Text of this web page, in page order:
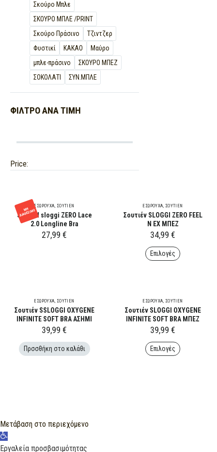
Σκούρο Μπλε
ΣΚΟΥΡΟ ΜΠΛΕ /PRINT
Σκούρο Πράσινο
Τζιντζερ
Φυστικί
ΚΑΚΑΟ
Μαύρο
μπλε-πράσινο
ΣΚΟΥΡΟ ΜΠΕΖ
ΣΟΚΟΛΑΤΙ
ΣΥΝ.ΜΠΛΕ
ΦΊΛΤΡΟ ΑΝΆΤΙΜΉ
Price:
ΜΗ
ΔΙΑΘΈΣΙΜΟ
ΕΣΏΡΟΥΧΑ ΣΟΥΤΊΕΝ
SLOGGI sloggi ZERO Lace
2.0 Longline Bra
27,99 €
ΕΣΏΡΟΥΧΑ ΣΟΥΤΊΕΝ
Σουτιέν SLOGGI ZERO FEEL
N EX ΜΠΕΖ
34,99 €
Επιλογές
The
options
may
be
chosen
on
the
product
ΕΣΏΡΟΥΧΑ ΣΟΥΤΊΕΝ
Σουτιέν SSLOGGI OXYGENE
INFINITE SOFT BRA ΑΣΗΜΙ
39,99 €
Πρσσθήκη στο καλάθι
ΕΣΏΡΟΥΧΑ ΣΟΥΤΊΕΝ
Σουτιέν SLOGGI OXYGENE
INFINITE SOFT BRA ΜΠΕΖ
39,99 €
Επιλογές
Μετάβαση στο περιεχόμενο
Ανοίξτε
τη
Εργαλεία προσβασιμότητας